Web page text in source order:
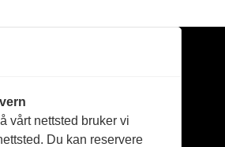
Reportasje
Produkter
vårt nettsted bruker vi
Du kan reservere